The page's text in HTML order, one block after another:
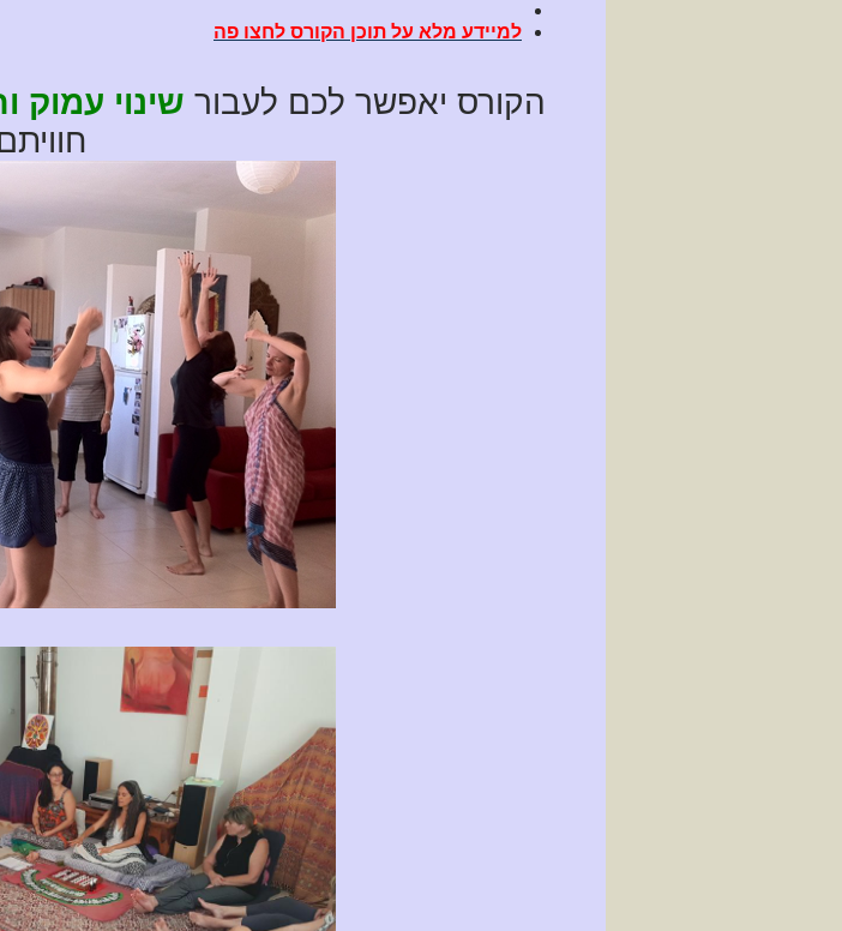
למיידע מלא על תוכן הקורס לחצו פה
הקורס יאפשר לכם לעבור שינוי עמוק